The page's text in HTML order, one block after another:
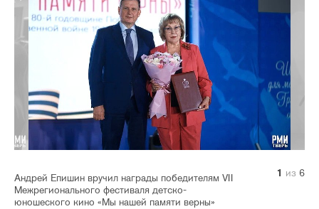
Андрей Епишин вручил награды победителям VII
Межрегионального фестиваля детско-
юношеского кино «Мы нашей памяти верны»
1 из 6
2 из 6
3 из 6
4 из 6
5 из 6
6 из 6